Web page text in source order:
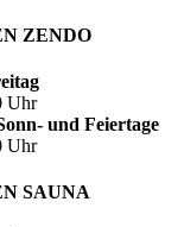
ZENDO
Uhr
und Feiertage
Uhr
SAUNA